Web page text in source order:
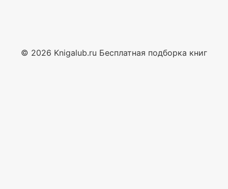
© 2026 Knigalub.ru Бесплатная подборка книг